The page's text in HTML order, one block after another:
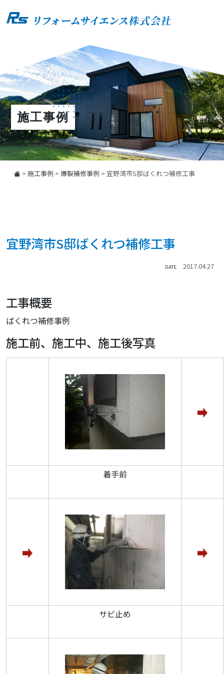
施工事例
> 施工事例 > 爆裂補修事例 > 宜野湾市S邸ばくれつ補修工事
宜野湾市S邸ばくれつ補修工事
DATE: 2017.04.27
工事概要
ばくれつ補修事例
施工前、施工中、施工後写真
着手前
サビ止め